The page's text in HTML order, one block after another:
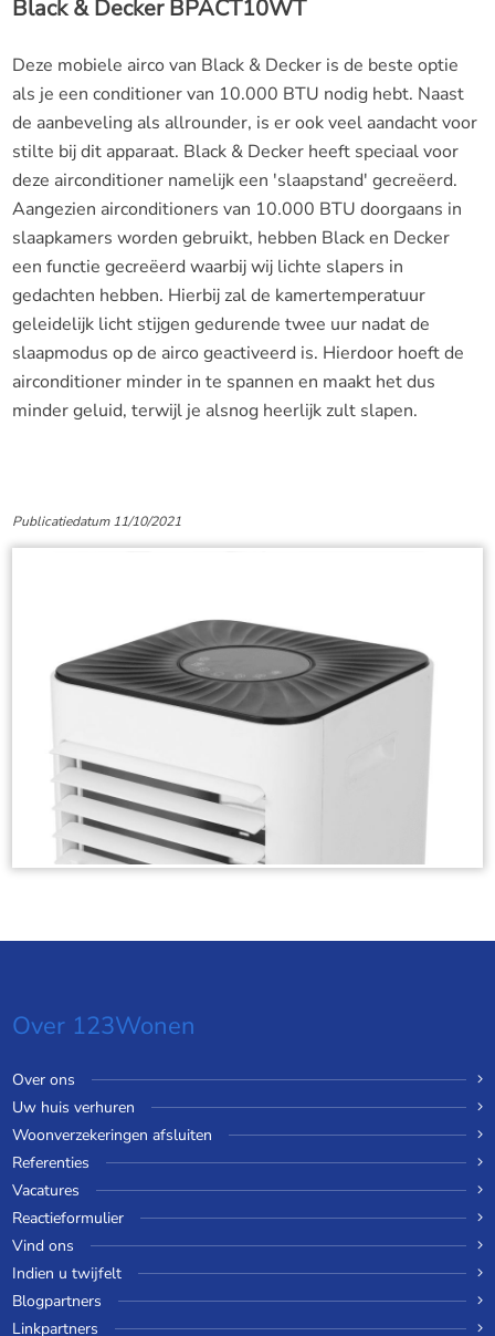
Black & Decker BPACT10WT
Deze mobiele airco van Black & Decker is de beste optie
als je een conditioner van 10.000 BTU nodig hebt. Naast
de aanbeveling als allrounder, is er ook veel aandacht voor
stilte bij dit apparaat. Black & Decker heeft speciaal voor
deze airconditioner namelijk een 'slaapstand' gecreëerd.
Aangezien airconditioners van 10.000 BTU doorgaans in
slaapkamers worden gebruikt, hebben Black en Decker
een functie gecreëerd waarbij wij lichte slapers in
gedachten hebben. Hierbij zal de kamertemperatuur
geleidelijk licht stijgen gedurende twee uur nadat de
slaapmodus op de airco geactiveerd is. Hierdoor hoeft de
airconditioner minder in te spannen en maakt het dus
minder geluid, terwijl je alsnog heerlijk zult slapen.
Publicatiedatum 11/10/2021
Over 123Wonen
Over ons
Uw huis verhuren
Woonverzekeringen afsluiten
Referenties
Vacatures
Reactieformulier
Vind ons
Indien u twijfelt
Blogpartners
Linkpartners